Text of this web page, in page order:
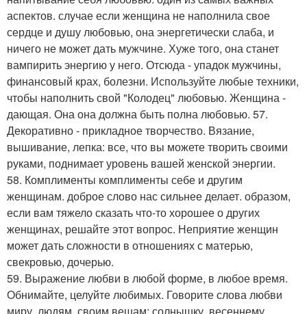
аспектов. случае если женщина не наполнила свое
сердце и душу любовью, она энергетически слаба, и
ничего не может дать мужчине. Хуже того, она станет
вампирить энергию у него. Отсюда - упадок мужчины,
финансовый крах, болезни. Используйте любые техники,
чтобы наполнить свой "Колодец" любовью. Женщина -
дающая. Она она должна быть полна любовью. 57.
Декоративно - прикладное творчество. Вязание,
вышивание, лепка: все, что вы можете творить своими
руками, поднимает уровень вашей женской энергии.
58. Комплименты комплименты себе и другим
женщинам. доброе слово нас сильнее делает. образом,
если вам тяжело сказать что-то хорошее о других
женщинах, решайте этот вопрос. Неприятие женщин
может дать сложности в отношениях с матерью,
свекровью, дочерью.
59. Выражение любви в любой форме, в любое время.
Обнимайте, целуйте любимых. Говорите слова любви
миру, людям, своим вещам: солнышку, весеннему